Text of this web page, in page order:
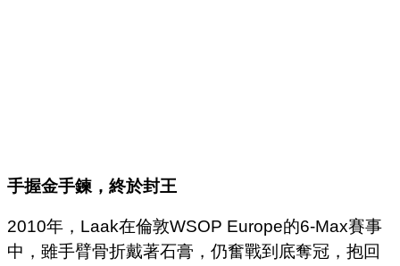
手握金手鍊，終於封王
2010年，Laak在倫敦WSOP Europe的6-Max賽事
中，雖手臂骨折戴著石膏，仍奮戰到底奪冠，抱回